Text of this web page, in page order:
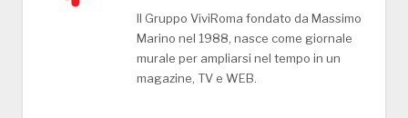
Il Gruppo ViviRoma fondato da Massimo
Marino nel 1988, nasce come giornale
murale per ampliarsi nel tempo in un
magazine, TV e WEB.